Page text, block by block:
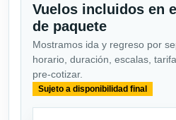
Vuelos incluidos en
de paquete
Mostramos ida y regreso por
horario, duración, escalas,
pre-cotizar.
Sujeto a disponibilidad final